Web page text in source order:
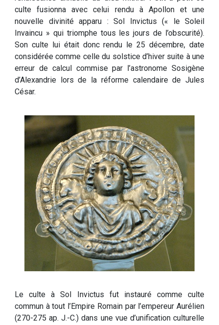
culte fusionna avec celui rendu à Apollon et une
nouvelle divinité apparu : Sol Invictus (« le Soleil
Invaincu » qui triomphe tous les jours de l’obscurité).
Son culte lui était donc rendu le 25 décembre, date
considérée comme celle du solstice d’hiver suite à une
erreur de calcul commise par l’astronome Sosigène
d’Alexandrie lors de la réforme calendaire de Jules
César.
Le culte à Sol Invictus fut instauré comme culte
commun à tout l’Empire Romain par l’empereur Aurélien
(270-275 ap. J.-C.) dans une vue d’unification culturelle